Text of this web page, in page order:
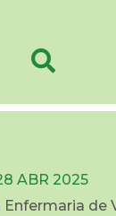
ABR 2025
Enfermaria de